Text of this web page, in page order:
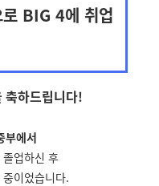
BIG 4에 취업
축하드립니다!
부에서
졸업하신 후
이었습니다.